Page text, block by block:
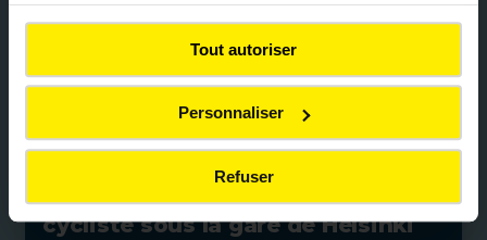
Tout autoriser
Personnaliser
Refuser
Création d’un tunnel piéton et
cycliste sous la gare de Helsinki